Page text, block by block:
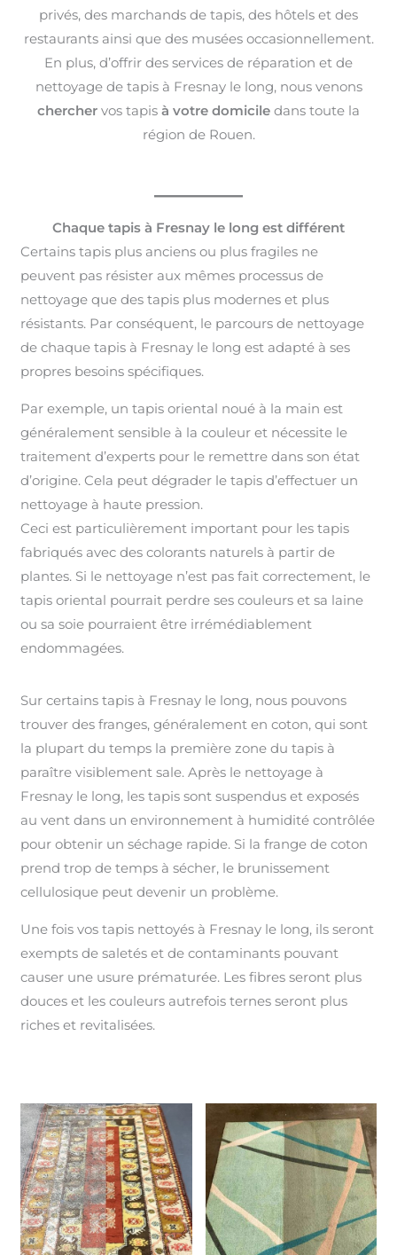
privés, des marchands de tapis, des hôtels et des
restaurants ainsi que des musées occasionnellement.
En plus, d’offrir des services de réparation et de
nettoyage de tapis à Fresnay le long, nous venons
chercher vos tapis à votre domicile dans toute la
région de Rouen.
Chaque tapis à Fresnay le long est différent
Certains tapis plus anciens ou plus fragiles ne
peuvent pas résister aux mêmes processus de
nettoyage que des tapis plus modernes et plus
résistants. Par conséquent, le parcours de nettoyage
de chaque tapis à Fresnay le long est adapté à ses
propres besoins spécifiques.
Par exemple, un tapis oriental noué à la main est
généralement sensible à la couleur et nécessite le
traitement d’experts pour le remettre dans son état
d’origine. Cela peut dégrader le tapis d’effectuer un
nettoyage à haute pression.
Ceci est particulièrement important pour les tapis
fabriqués avec des colorants naturels à partir de
plantes. Si le nettoyage n’est pas fait correctement, le
tapis oriental pourrait perdre ses couleurs et sa laine
ou sa soie pourraient être irrémédiablement
endommagées.
Sur certains tapis à Fresnay le long, nous pouvons
trouver des franges, généralement en coton, qui sont
la plupart du temps la première zone du tapis à
paraître visiblement sale. Après le nettoyage à
Fresnay le long, les tapis sont suspendus et exposés
au vent dans un environnement à humidité contrôlée
pour obtenir un séchage rapide. Si la frange de coton
prend trop de temps à sécher, le brunissement
cellulosique peut devenir un problème.
Une fois vos tapis nettoyés à Fresnay le long, ils seront
exempts de saletés et de contaminants pouvant
causer une usure prématurée. Les fibres seront plus
douces et les couleurs autrefois ternes seront plus
riches et revitalisées.